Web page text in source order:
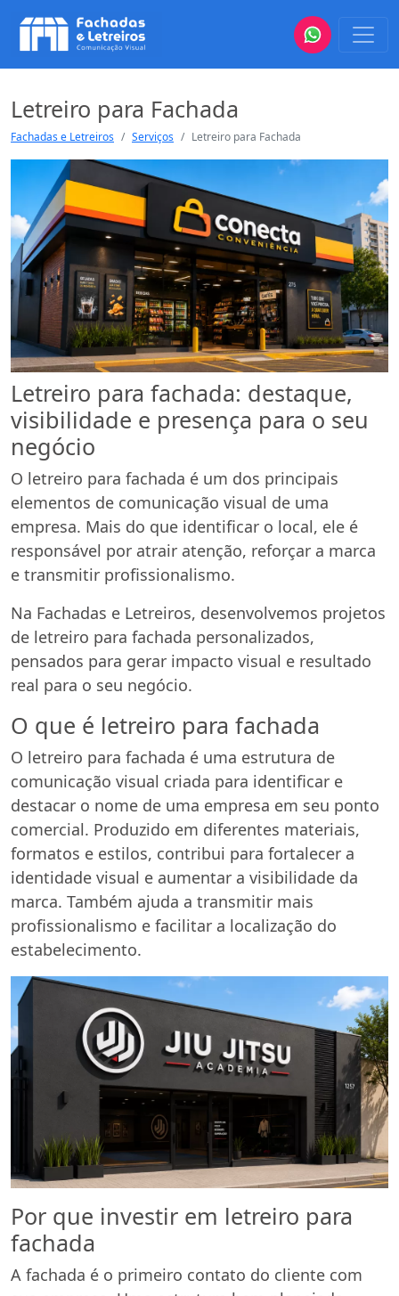
Letreiro para Fachada
Fachadas e Letreiros Serviços Letreiro para Fachada
Letreiro para fachada: destaque,
visibilidade e presença para o seu
negócio
O letreiro para fachada é um dos principais
elementos de comunicação visual de uma
empresa. Mais do que identificar o local, ele é
responsável por atrair atenção, reforçar a marca
e transmitir profissionalismo.
Na Fachadas e Letreiros, desenvolvemos projetos
de letreiro para fachada personalizados,
pensados para gerar impacto visual e resultado
real para o seu negócio.
O que é letreiro para fachada
O letreiro para fachada é uma estrutura de
comunicação visual criada para identificar e
destacar o nome de uma empresa em seu ponto
comercial. Produzido em diferentes materiais,
formatos e estilos, contribui para fortalecer a
identidade visual e aumentar a visibilidade da
marca. Também ajuda a transmitir mais
profissionalismo e facilitar a localização do
estabelecimento.
Por que investir em letreiro para
fachada
A fachada é o primeiro contato do cliente com